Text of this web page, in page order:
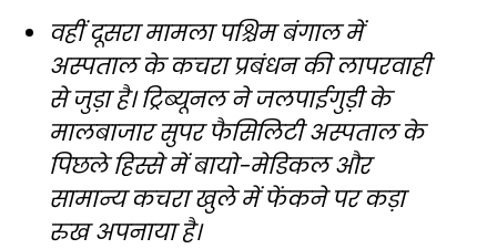
वहीं दूसरा मामला पश्चिम बंगाल में
अस्पताल के कचरा प्रबंधन की लापरवाही
से जुड़ा है। ट्रिब्यूनल ने जलपाईगुड़ी के
मालबाजार सुपर फैसिलिटी अस्पताल के
पिछले हिस्से में बायो-मेडिकल और
सामान्य कचरा खुले में फेंकने पर कड़ा
रुख अपनाया है।